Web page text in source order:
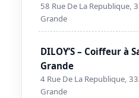
58 Rue De La Republique,
Grande
DILOY’S – Coiffeur à
Grande
4 Rue De La Republique,
Grande